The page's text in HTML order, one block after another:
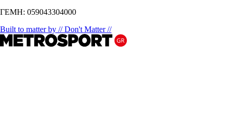
ΓΕΜΗ: 059043304000
Built to matter by // Don't Matter //